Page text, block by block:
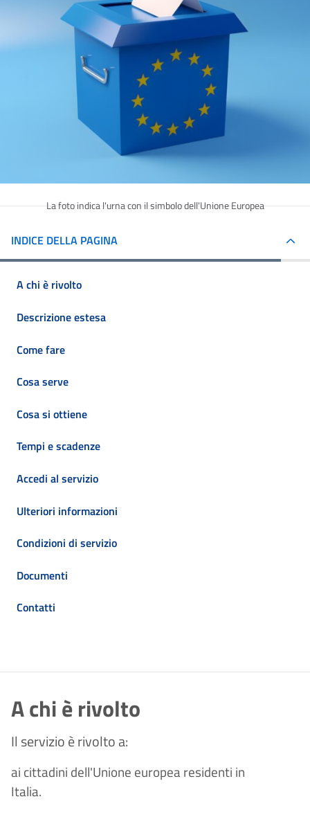
La foto indica l'urna con il simbolo dell'Unione Europea
INDICE DELLA PAGINA
A chi è rivolto
Descrizione estesa
Come fare
Cosa serve
Cosa si ottiene
Tempi e scadenze
Accedi al servizio
Ulteriori informazioni
Condizioni di servizio
Documenti
Contatti
A chi è rivolto
Il servizio è rivolto a:
ai cittadini dell'Unione europea residenti in
Italia.